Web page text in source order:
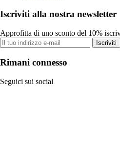
Iscriviti alla nostra newsletter
Approfitta di uno sconto del 10%
Iscriviti
Rimani connesso
Seguici sui social